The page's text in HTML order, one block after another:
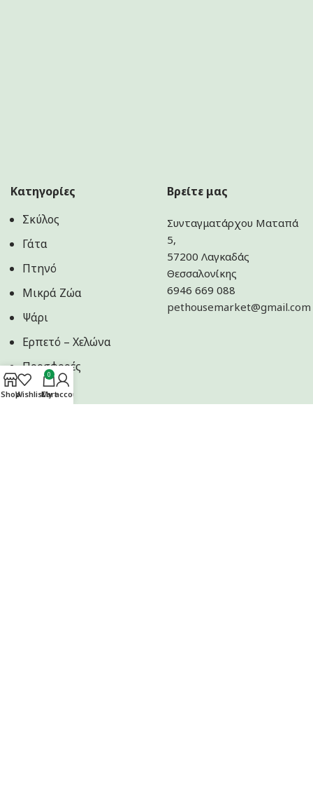
Κατηγορίες
Σκύλος
Γάτα
Πτηνό
Μικρά Ζώα
Ψάρι
Ερπετό – Χελώνα
Προσφορές
Βρείτε μας
Συνταγματάρχου Ματαπά
5,
57200 Λαγκαδάς
Θεσσαλονίκης
6946 669 088
pethousemarket@gmail.com
ShopWishlist
0
Cart
My account